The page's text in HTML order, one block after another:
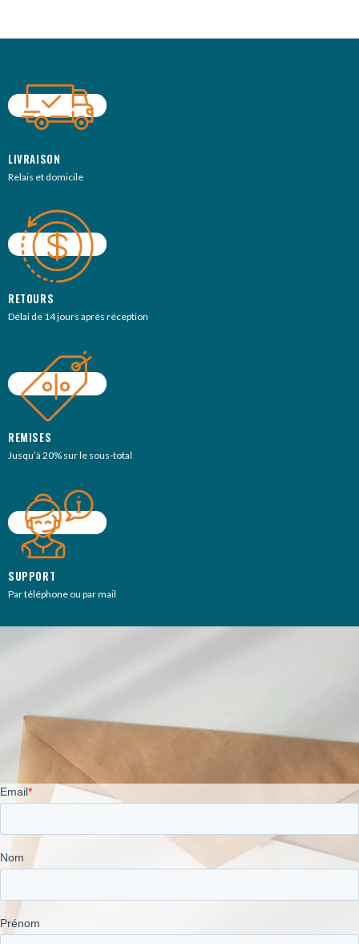
LIVRAISON
Relais et domicile
RETOURS
Délai de 14 jours après réception
REMISES
Jusqu’à 20% sur le sous-total
SUPPORT
Par téléphone ou par mail